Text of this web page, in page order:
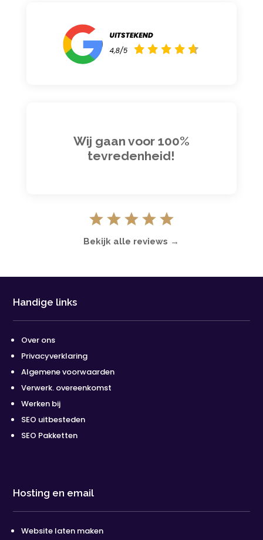
Wij gaan voor 100%
tevredenheid!
Bekijk alle reviews →
Handige links
Over ons
Privacyverklaring
Algemene voorwaarden
Verwerk. overeenkomst
Werken bij
SEO uitbesteden
SEO Pakketten
Hosting en email
Website laten maken